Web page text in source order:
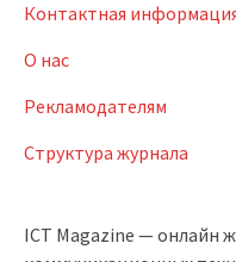
Контактная
О нас
Рекламодателям
Структура журнала
ICT Magazine — онлайн